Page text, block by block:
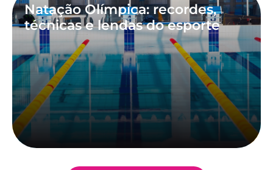
Natação Olímpica: recordes,
técnicas e lendas do esporte